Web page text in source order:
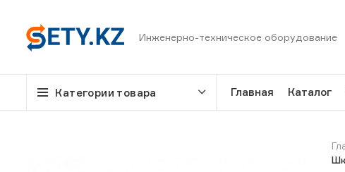
Инженерно-техническое оборудование
Категории товара Главная Каталог